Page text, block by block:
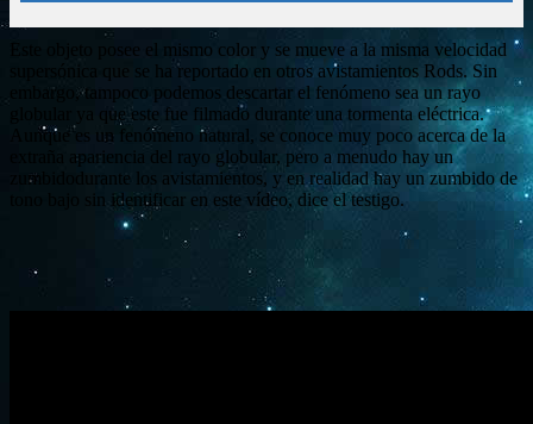
Este objeto posee el mismo color y se mueve a la misma velocidad
supersónica que se ha reportado en otros avistamientos Rods. Sin
embargo, tampoco podemos descartar el fenómeno sea un rayo
globular ya que este fue filmado durante una tormenta eléctrica.
Aunque es un fenómeno natural, se conoce muy poco acerca de la
extraña apariencia del rayo globular, pero a menudo hay un
zumbidodurante los avistamientos, y en realidad hay un zumbido de
tono bajo sin identificar en este vídeo, dice el testigo.